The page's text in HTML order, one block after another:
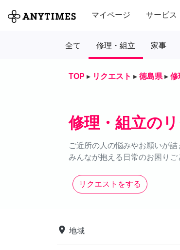
マイページ サービス
全て 修理・組立 家事
TOP ▸ リクエスト ▸ 徳島県 ▸ 修
修理・組立の
ご近所の人の悩みやお願いが
みんなが抱える日常のお困り
リクエストをする
place 地域